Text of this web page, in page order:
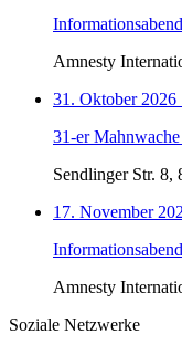
Informationsabend
Amnesty
31. Oktober 2026
31-er
Sendlinger Str. 8,
17. November
Informationsabend
Amnesty
Soziale Netzwerke